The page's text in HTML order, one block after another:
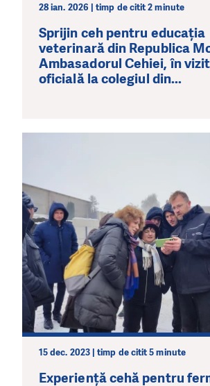
28 ian. 2026 | timp de citit 2 minute
Sprijin ceh pentru educația
veterinară din Republica
Ambasadorul Cehiei, în
oficială la colegiul din...
15 dec. 2023 | timp de citit 5 minute
Experiență cehă pentru